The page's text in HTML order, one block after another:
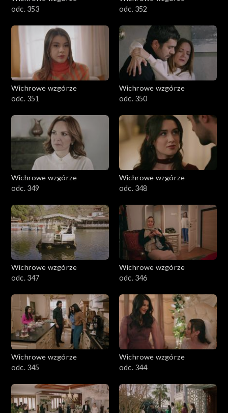
odc. 353
odc. 352
Wichrowe wzgórze
odc. 351
Wichrowe wzgórze
odc. 350
Wichrowe wzgórze
odc. 349
Wichrowe wzgórze
odc. 348
Wichrowe wzgórze
odc. 347
Wichrowe wzgórze
odc. 346
Wichrowe wzgórze
odc. 345
Wichrowe wzgórze
odc. 344